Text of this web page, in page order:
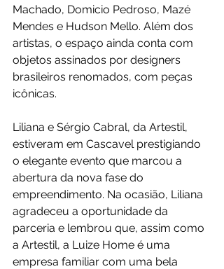
Machado, Domicio Pedroso, Mazé
Mendes e Hudson Mello. Além dos
artistas, o espaço ainda conta com
objetos assinados por designers
brasileiros renomados, com peças
icônicas.
Liliana e Sérgio Cabral, da Artestil,
estiveram em Cascavel prestigiando
o elegante evento que marcou a
abertura da nova fase do
empreendimento. Na ocasião, Liliana
agradeceu a oportunidade da
parceria e lembrou que, assim como
a Artestil, a Luize Home é uma
empresa familiar com uma bela